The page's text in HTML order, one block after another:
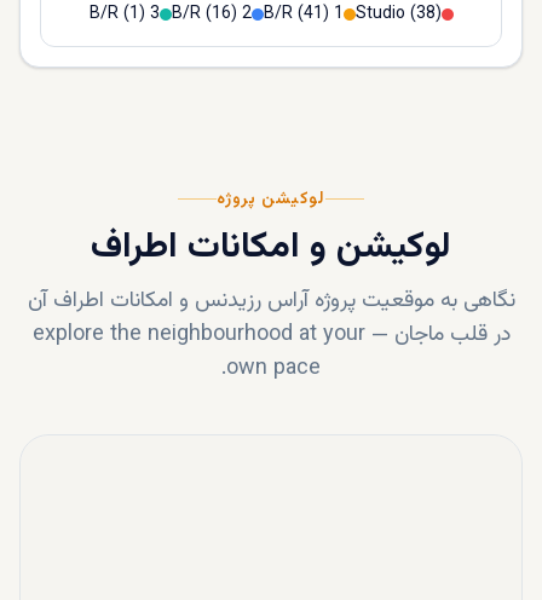
Studio (38)
1 B/R
(41)
2 B/R
(16)
3 B/R
(1)
لوکیشن پروژه
لوکیشن و امکانات اطراف
نگاهی به موقعیت پروژه آراس رزیدنس و امکانات اطراف آن
در قلب ماجان —
explore the neighbourhood at your
own pace.